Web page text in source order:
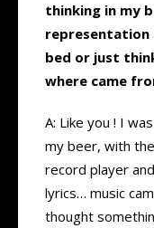
thinking in my
representation
bed or just
where came
A: Like you ! I
my beer, with
record player
lyrics… music
thought